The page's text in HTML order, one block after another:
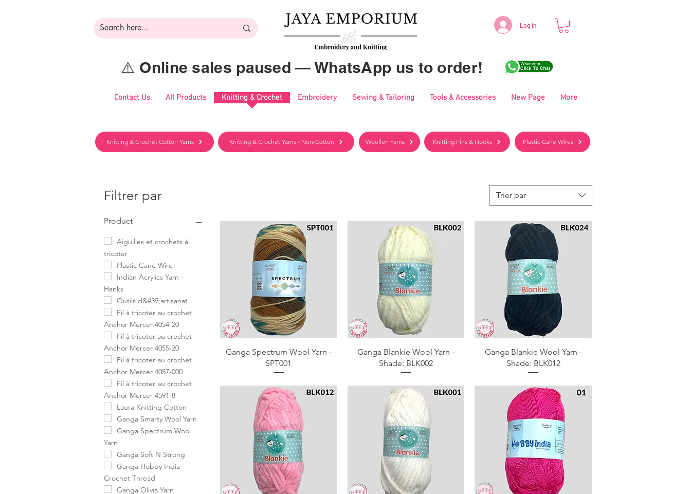
Log in
⚠️ Online sales paused — WhatsApp us to order!
Contact Us All Products Knitting & Crochet Embroidery Sewing & Tailoring Tools & Accessories New Page More
Knitting & Crochet Cotton Yarns Knitting & Crochet Yarns - Non-Cotton Woollen Yarns Knitting Pins & Hooks Plastic Cane Wires
Filtrer par
Product
Aiguilles et crochets à
tricoter
Plastic Cane Wire
Indian Acrylics Yarn -
Hanks
Outils d&#39;artisanat
Fil à tricoter au crochet
Anchor Mercer 4054-20
Fil à tricoter au crochet
Anchor Mercer 4055-20
Fil à tricoter au crochet
Anchor Mercer 4057-000
Fil à tricoter au crochet
Anchor Mercer 4591-8
Laura Knitting Cotton
Ganga Smarty Wool Yarn
Ganga Spectrum Wool
Yarn
Ganga Soft N Strong
Ganga Hobby India
Crochet Thread
Ganga Olivia Yarn
Trier par
Aperçu rapide
Ganga Spectrum Wool Yarn -
SPT001
Aperçu rapide
Ganga Blankie Wool Yarn -
Shade: BLK002
Aperçu rapide
Ganga Blankie Wool Yarn -
Shade: BLK012